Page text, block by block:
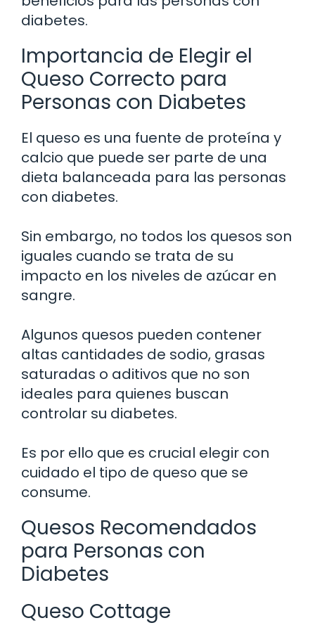
diabetes.
Importancia de Elegir el
Queso Correcto para
Personas con Diabetes
El queso es una fuente de proteína y
calcio que puede ser parte de una
dieta balanceada para las personas
con diabetes.
Sin embargo, no todos los quesos son
iguales cuando se trata de su
impacto en los niveles de azúcar en
sangre.
Algunos quesos pueden contener
altas cantidades de sodio, grasas
saturadas o aditivos que no son
ideales para quienes buscan
controlar su diabetes.
Es por ello que es crucial elegir con
cuidado el tipo de queso que se
consume.
Quesos Recomendados
para Personas con
Diabetes
Queso Cottage